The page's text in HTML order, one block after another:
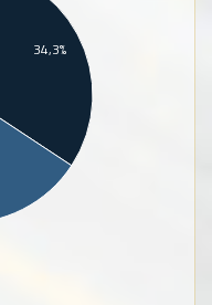
34,3%